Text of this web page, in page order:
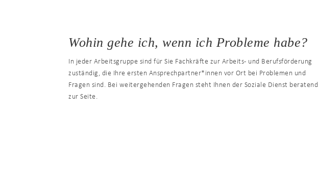
Wohin gehe ich, wenn ich Probleme habe?
In jeder Arbeitsgruppe sind für Sie Fachkräfte zur Arbeits- und Berufsförderung
zuständig, die Ihre ersten Ansprechpartner*innen vor Ort bei Problemen und
Fragen sind. Bei weitergehenden Fragen steht Ihnen der Soziale Dienst beratend
zur Seite.